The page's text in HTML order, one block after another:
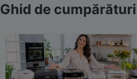
Ghid de cumpărături